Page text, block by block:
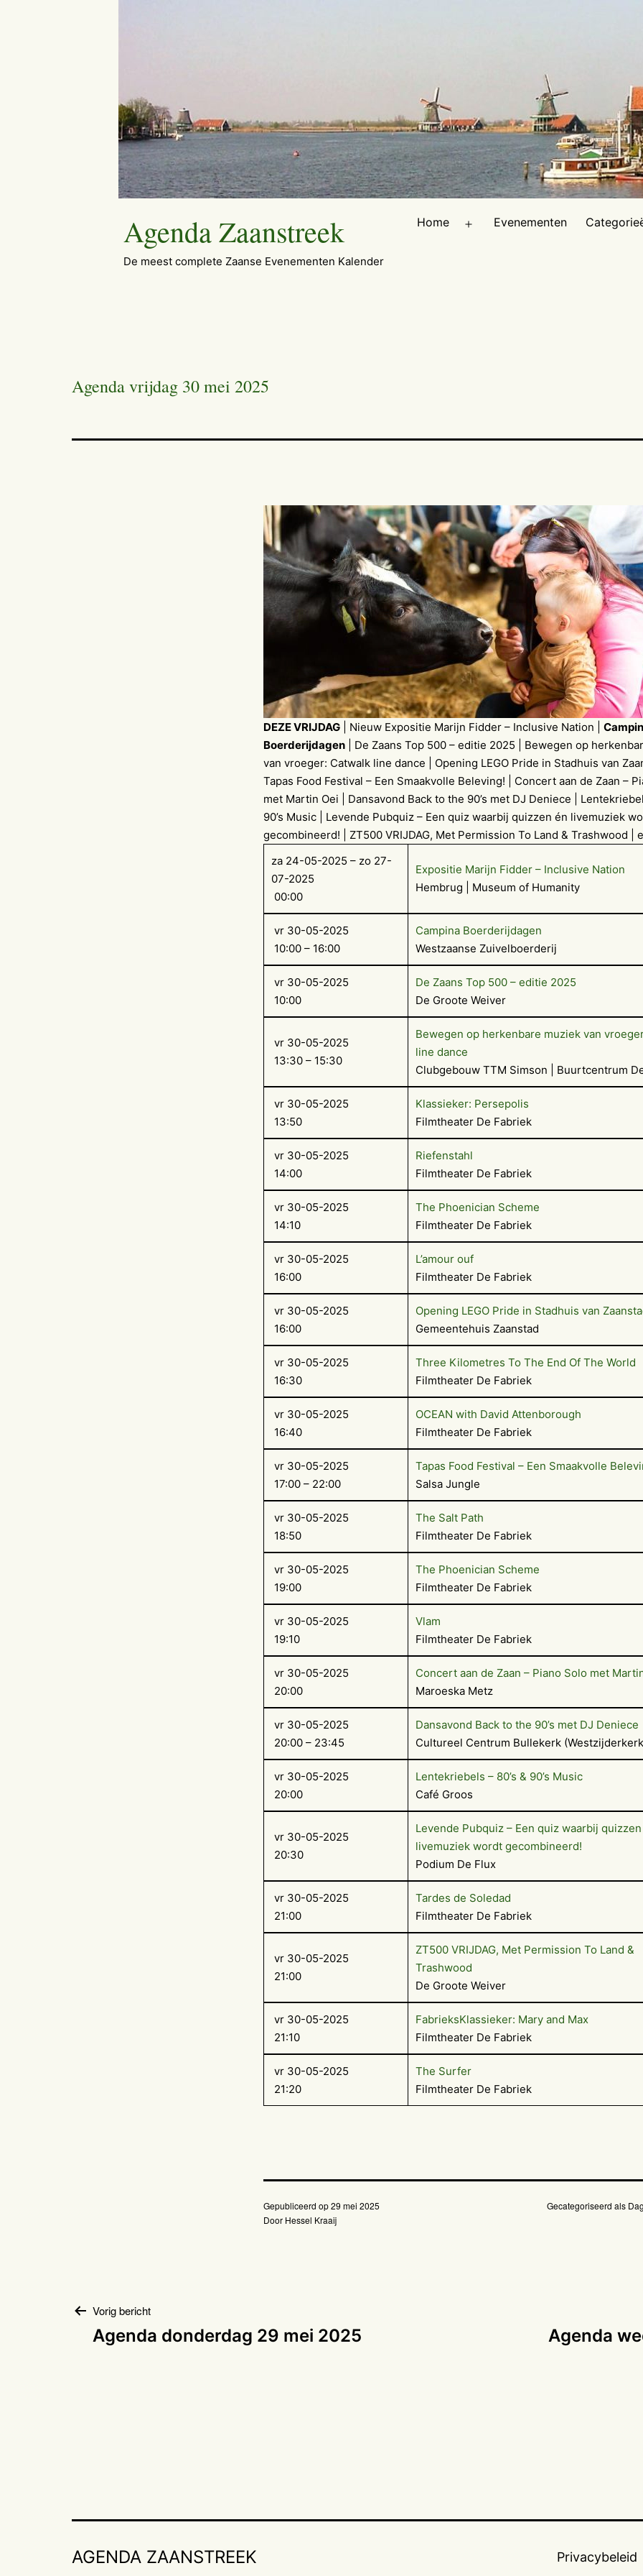
Agenda Zaanstreek
De meest complete Zaanse Evenementen Kalender
Home Evenementen
Agenda vrijdag 30 mei 2025
DEZE VRIJDAG | Nieuw Expositie Marijn Fidder – Inclusive Nation |
Boerderijdagen | De Zaans Top 500 – editie 2025 | Bewegen op
van vroeger: Catwalk line dance | Opening LEGO Pride in Stadhuis van
Tapas Food Festival – Een Smaakvolle Beleving! | Concert aan de Zaan –
met Martin Oei | Dansavond Back to the 90’s met DJ Deniece |
90’s Music | Levende Pubquiz – Een quiz waarbij quizzen én livemuziek
gecombineerd! | ZT500 VRIJDAG, Met Permission To Land & Trashwood |
za 24-05-2025 – zo 27-
07-2025
00:00
Expositie Marijn Fidder – Inclusive Nation
Hembrug | Museum of Humanity
vr 30-05-2025
10:00 – 16:00
Campina Boerderijdagen
Westzaanse Zuivelboerderij
vr 30-05-2025
10:00
De Zaans Top 500 – editie 2025
De Groote Weiver
vr 30-05-2025
13:30 – 15:30
Bewegen op herkenbare muziek van
line dance
Clubgebouw TTM Simson | Buurtcentrum
vr 30-05-2025
13:50
Klassieker: Persepolis
Filmtheater De Fabriek
vr 30-05-2025
14:00
Riefenstahl
Filmtheater De Fabriek
vr 30-05-2025
14:10
The Phoenician Scheme
Filmtheater De Fabriek
vr 30-05-2025
16:00
L’amour ouf
Filmtheater De Fabriek
vr 30-05-2025
16:00
Opening LEGO Pride in Stadhuis van
Gemeentehuis Zaanstad
vr 30-05-2025
16:30
Three Kilometres To The End Of The World
Filmtheater De Fabriek
vr 30-05-2025
16:40
OCEAN with David Attenborough
Filmtheater De Fabriek
vr 30-05-2025
17:00 – 22:00
Tapas Food Festival – Een Smaakvolle
Salsa Jungle
vr 30-05-2025
18:50
The Salt Path
Filmtheater De Fabriek
vr 30-05-2025
19:00
The Phoenician Scheme
Filmtheater De Fabriek
vr 30-05-2025
19:10
Vlam
Filmtheater De Fabriek
vr 30-05-2025
20:00
Concert aan de Zaan – Piano Solo met
Maroeska Metz
vr 30-05-2025
20:00 – 23:45
Dansavond Back to the 90’s met DJ Deniece
Cultureel Centrum Bullekerk
vr 30-05-2025
20:00
Lentekriebels – 80’s & 90’s Music
Café Groos
vr 30-05-2025
20:30
Levende Pubquiz – Een quiz waarbij
livemuziek wordt gecombineerd!
Podium De Flux
vr 30-05-2025
21:00
Tardes de Soledad
Filmtheater De Fabriek
vr 30-05-2025
21:00
ZT500 VRIJDAG, Met Permission To Land &
Trashwood
De Groote Weiver
vr 30-05-2025
21:10
FabrieksKlassieker: Mary and Max
Filmtheater De Fabriek
vr 30-05-2025
21:20
The Surfer
Filmtheater De Fabriek
Gepubliceerd op29 mei 2025
Door Hessel Kraaij
Gecategoriseerd als
Bericht
Vorig bericht
Agenda donderdag 29 mei 2025 Agenda
AGENDA ZAANSTREEK Privacybeleid